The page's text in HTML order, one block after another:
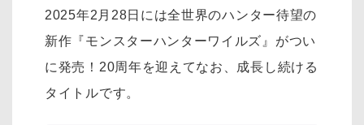
2025年2月28日には全世界のハンター待望の
新作『モンスターハンターワイルズ』がつい
に発売！20周年を迎えてなお、成長し続ける
タイトルです。